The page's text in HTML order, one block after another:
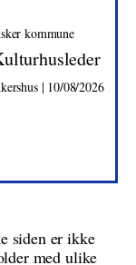
kommune
| 10/08/2026
siden er ikke
med ulike